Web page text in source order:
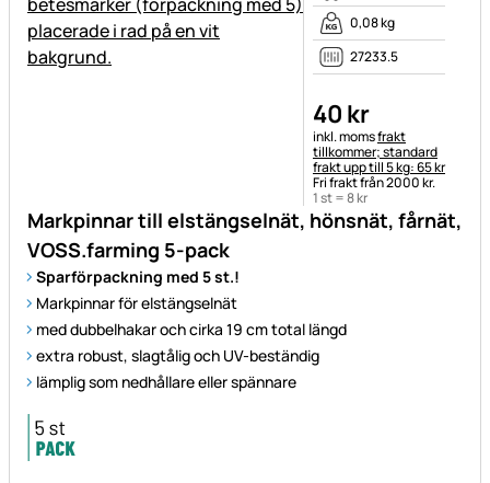
Markpinnar till elstängselnät, hönsnät, fårnät,
VOSS.farming 5-pack
Sparförpackning med 5 st.!
Markpinnar för elstängselnät
med dubbelhakar och cirka 19 cm total längd
extra robust, slagtålig och UV-beständig
lämplig som nedhållare eller spännare
0,08 kg
27233.5
40 kr
Skatteinformation:
inkl. momsfrakt
tillkommer; standard
frakt upp till 5 kg: 65 kr
Fri frakt från 2000 kr.
1 st =8kr